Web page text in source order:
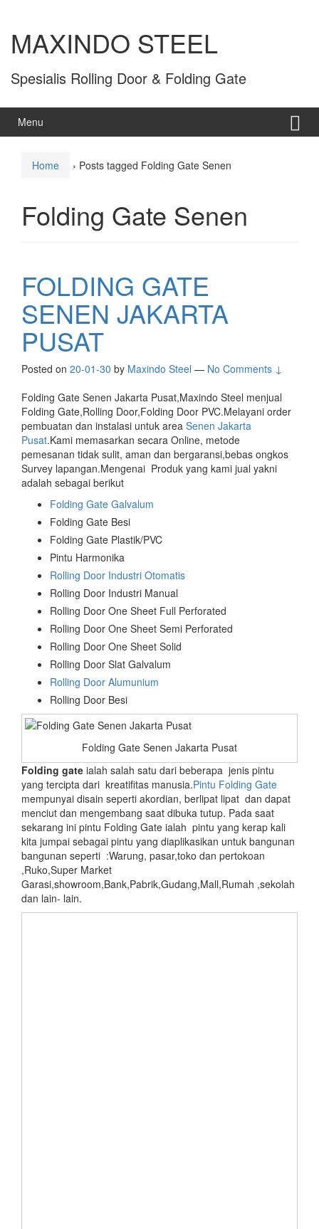
MAXINDO STEEL
Spesialis Rolling Door & Folding Gate
Menu
Home › Posts tagged Folding Gate Senen
Folding Gate Senen
FOLDING GATE
SENEN JAKARTA
PUSAT
Posted on 20-01-30 by Maxindo Steel — No Comments ↓
Folding Gate Senen Jakarta Pusat,Maxindo Steel menjual
Folding Gate,Rolling Door,Folding Door PVC.Melayani order
pembuatan dan instalasi untuk area Senen Jakarta
Pusat.Kami memasarkan secara Online, metode
pemesanan tidak sulit, aman dan bergaransi,bebas ongkos
Survey lapangan.Mengenai Produk yang kami jual yakni
adalah sebagai berikut
Folding Gate Galvalum
Folding Gate Besi
Folding Gate Plastik/PVC
Pintu Harmonika
Rolling Door Industri Otomatis
Rolling Door Industri Manual
Rolling Door One Sheet Full Perforated
Rolling Door One Sheet Semi Perforated
Rolling Door One Sheet Solid
Rolling Door Slat Galvalum
Rolling Door Alumunium
Rolling Door Besi
Folding Gate Senen Jakarta Pusat
Folding gate ialah salah satu dari beberapa jenis pintu
yang tercipta dari kreatifitas manusia.Pintu Folding Gate
mempunyai disain seperti akordian, berlipat lipat dan dapat
menciut dan mengembang saat dibuka tutup. Pada saat
sekarang ini pintu Folding Gate ialah pintu yang kerap kali
kita jumpai sebagai pintu yang diaplikasikan untuk bangunan
bangunan seperti :Warung, pasar,toko dan pertokoan
,Ruko,Super Market
Garasi,showroom,Bank,Pabrik,Gudang,Mall,Rumah ,sekolah
dan lain- lain.